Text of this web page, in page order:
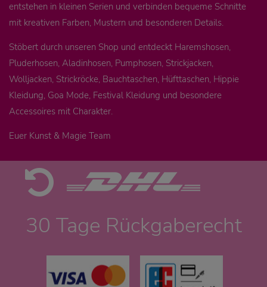
entstehen in kleinen Serien und verbinden bequeme Schnitte
mit kreativen Farben, Mustern und besonderen Details.
Stöbert durch unseren Shop und entdeckt Haremshosen,
Pluderhosen, Aladinhosen, Pumphosen, Strickjacken,
Wolljacken, Strickröcke, Bauchtaschen, Hüfttaschen, Hippie
Kleidung, Goa Mode, Festival Kleidung und besondere
Accessoires mit Charakter.
Euer Kunst & Magie Team
30 Tage Rückgaberecht